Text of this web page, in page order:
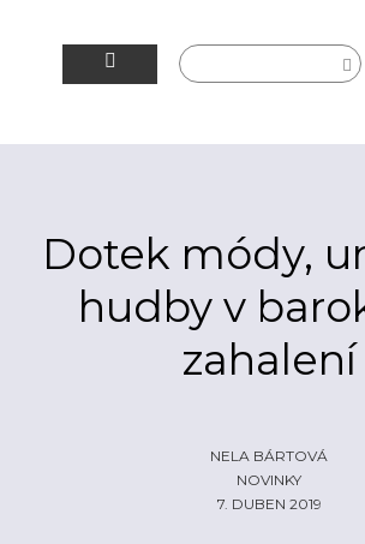
ARTEIN
ECHOLOKÁTOR
ROZHOVORY
EHP/NORSKÉ FONDY
Dotek módy,
hudby v
zahalení
NELA BÁRTOVÁ
NOVINKY
7. DUBEN 2019